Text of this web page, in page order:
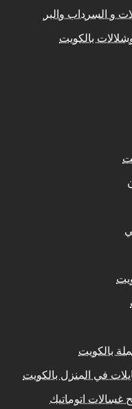
و السرداب والبر
بالكويت
بالكويت
في المنزل بالكويت
غسالات اتوماتيك